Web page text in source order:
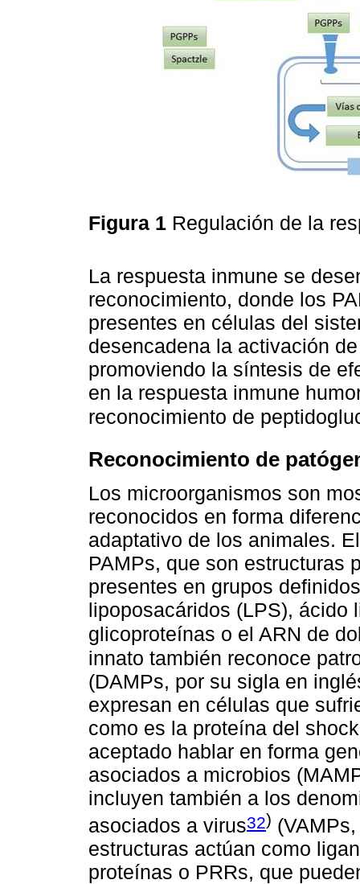
Figura 1 Regulación de la
La respuesta inmune se
reconocimiento, donde los
presentes en células del
desencadena la activación
promoviendo la síntesis de
en la respuesta inmune
reconocimiento de
Reconocimiento de
Los microorganismos son
reconocidos en forma
adaptativo de los animales.
PAMPs, que son estructuras
presentes en grupos
lipoposacáridos (LPS),
glicoproteínas o el ARN de
innato también reconoce
(DAMPs, por su sigla en
expresan en células que
como es la proteína del
aceptado hablar en forma
asociados a microbios
incluyen también a los
asociados a virus32)
estructuras actúan como
proteínas o PRRs, que